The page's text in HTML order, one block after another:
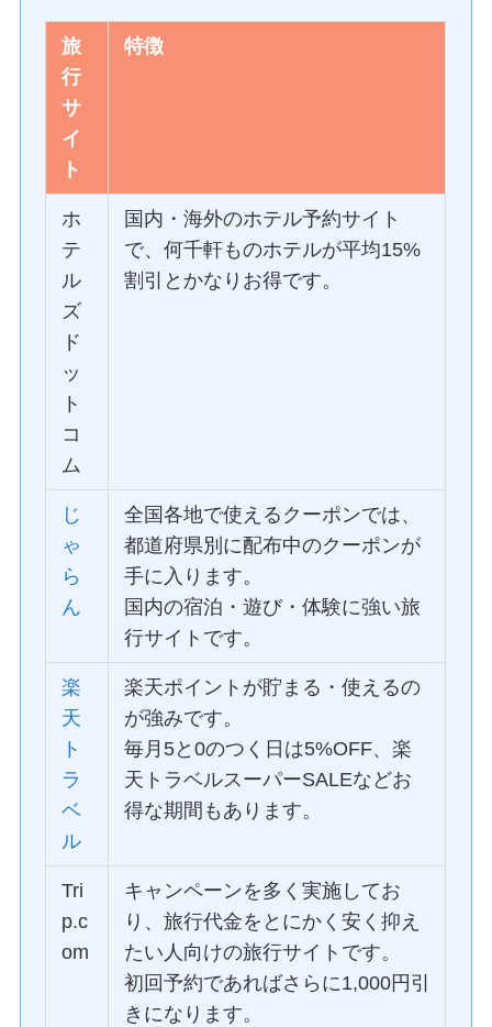
旅
行
サ
イ
ト
特徴
ホ
テ
ル
ズ
ド
ッ
ト
コ
ム
国内・海外のホテル予約サイト
で、何千軒ものホテルが平均15%
割引とかなりお得です。
じ
ゃ
ら
ん
全国各地で使えるクーポンでは、
都道府県別に配布中のクーポンが
手に入ります。
国内の宿泊・遊び・体験に強い旅
行サイトです。
楽
天
ト
ラ
ベ
ル
楽天ポイントが貯まる・使えるの
が強みです。
毎月5と0のつく日は5%OFF、楽
天トラベルスーパーSALEなどお
得な期間もあります。
Tri
p.c
om
キャンペーンを多く実施してお
り、旅行代金をとにかく安く抑え
たい人向けの旅行サイトです。
初回予約であればさらに1,000円引
きになります。